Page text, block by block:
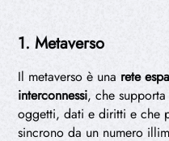
1. Metaverso
Il metaverso è una rete
interconnessi, che
oggetti, dati e diritti e che
sincrono da un numero